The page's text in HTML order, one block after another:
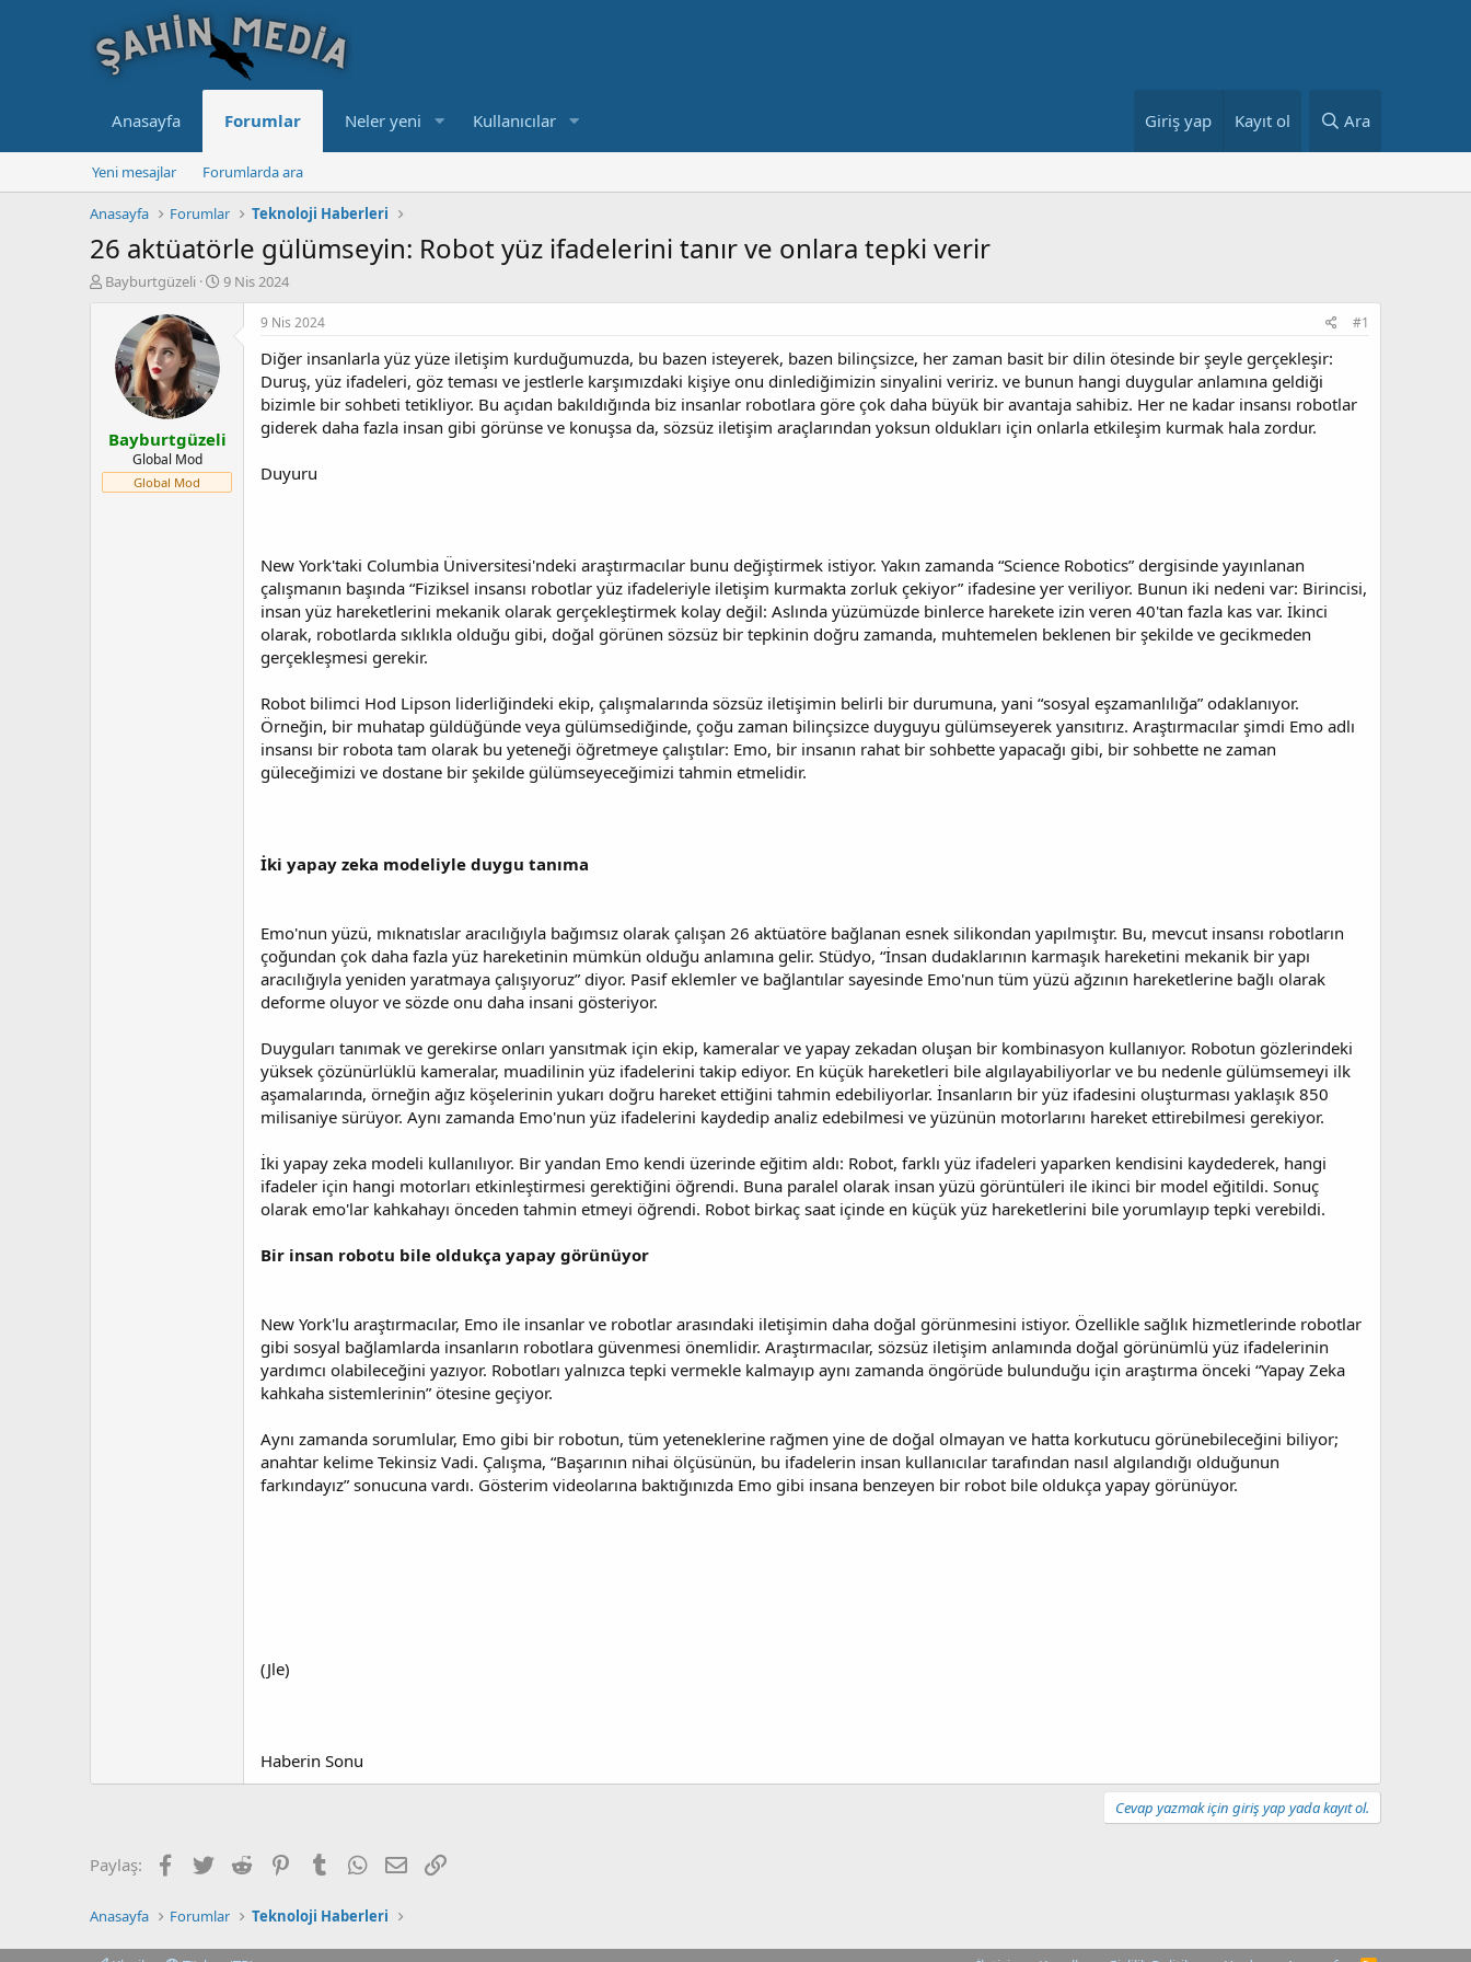
Anasayfa Forumlar Neler yeni Kullanıcılar Giriş yap Kayıt ol Ara
Yeni mesajlar Forumlarda ara
Anasayfa Forumlar Teknoloji Haberleri
26 aktüatörle gülümseyin: Robot yüz ifadelerini tanır ve onlara tepki verir
K
ş
a
t
Bayburtgüzeli
B
ç
a
r
9 Nis 2024
Bayburtgüzeli
Global Mod
Global Mod
9 Nis 2024 #1
Diğer insanlarla yüz yüze iletişim kurduğumuzda, bu bazen isteyerek, bazen bilinçsizce, her zaman basit bir dilin ötesinde bir şeyle gerçekleşir:
Duruş, yüz ifadeleri, göz teması ve jestlerle karşımızdaki kişiye onu dinlediğimizin sinyalini veririz. ve bunun hangi duygular anlamına geldiği
bizimle bir sohbeti tetikliyor. Bu açıdan bakıldığında biz insanlar robotlara göre çok daha büyük bir avantaja sahibiz. Her ne kadar insansı robotlar
giderek daha fazla insan gibi görünse ve konuşsa da, sözsüz iletişim araçlarından yoksun oldukları için onlarla etkileşim kurmak hala zordur.
Duyuru
New York'taki Columbia Üniversitesi'ndeki araştırmacılar bunu değiştirmek istiyor. Yakın zamanda “Science Robotics” dergisinde yayınlanan
çalışmanın başında “Fiziksel insansı robotlar yüz ifadeleriyle iletişim kurmakta zorluk çekiyor” ifadesine yer veriliyor. Bunun iki nedeni var: Birincisi,
insan yüz hareketlerini mekanik olarak gerçekleştirmek kolay değil: Aslında yüzümüzde binlerce harekete izin veren 40'tan fazla kas var. İkinci
olarak, robotlarda sıklıkla olduğu gibi, doğal görünen sözsüz bir tepkinin doğru zamanda, muhtemelen beklenen bir şekilde ve gecikmeden
gerçekleşmesi gerekir.
Robot bilimci Hod Lipson liderliğindeki ekip, çalışmalarında sözsüz iletişimin belirli bir durumuna, yani “sosyal eşzamanlılığa” odaklanıyor.
Örneğin, bir muhatap güldüğünde veya gülümsediğinde, çoğu zaman bilinçsizce duyguyu gülümseyerek yansıtırız. Araştırmacılar şimdi Emo adlı
insansı bir robota tam olarak bu yeteneği öğretmeye çalıştılar: Emo, bir insanın rahat bir sohbette yapacağı gibi, bir sohbette ne zaman
güleceğimizi ve dostane bir şekilde gülümseyeceğimizi tahmin etmelidir.
İki yapay zeka modeliyle duygu tanıma
Emo'nun yüzü, mıknatıslar aracılığıyla bağımsız olarak çalışan 26 aktüatöre bağlanan esnek silikondan yapılmıştır. Bu, mevcut insansı robotların
çoğundan çok daha fazla yüz hareketinin mümkün olduğu anlamına gelir. Stüdyo, “İnsan dudaklarının karmaşık hareketini mekanik bir yapı
aracılığıyla yeniden yaratmaya çalışıyoruz” diyor. Pasif eklemler ve bağlantılar sayesinde Emo'nun tüm yüzü ağzının hareketlerine bağlı olarak
deforme oluyor ve sözde onu daha insani gösteriyor.
Duyguları tanımak ve gerekirse onları yansıtmak için ekip, kameralar ve yapay zekadan oluşan bir kombinasyon kullanıyor. Robotun gözlerindeki
yüksek çözünürlüklü kameralar, muadilinin yüz ifadelerini takip ediyor. En küçük hareketleri bile algılayabiliyorlar ve bu nedenle gülümsemeyi ilk
aşamalarında, örneğin ağız köşelerinin yukarı doğru hareket ettiğini tahmin edebiliyorlar. İnsanların bir yüz ifadesini oluşturması yaklaşık 850
milisaniye sürüyor. Aynı zamanda Emo'nun yüz ifadelerini kaydedip analiz edebilmesi ve yüzünün motorlarını hareket ettirebilmesi gerekiyor.
İki yapay zeka modeli kullanılıyor. Bir yandan Emo kendi üzerinde eğitim aldı: Robot, farklı yüz ifadeleri yaparken kendisini kaydederek, hangi
ifadeler için hangi motorları etkinleştirmesi gerektiğini öğrendi. Buna paralel olarak insan yüzü görüntüleri ile ikinci bir model eğitildi. Sonuç
olarak emo'lar kahkahayı önceden tahmin etmeyi öğrendi. Robot birkaç saat içinde en küçük yüz hareketlerini bile yorumlayıp tepki verebildi.
Bir insan robotu bile oldukça yapay görünüyor
New York'lu araştırmacılar, Emo ile insanlar ve robotlar arasındaki iletişimin daha doğal görünmesini istiyor. Özellikle sağlık hizmetlerinde robotlar
gibi sosyal bağlamlarda insanların robotlara güvenmesi önemlidir. Araştırmacılar, sözsüz iletişim anlamında doğal görünümlü yüz ifadelerinin
yardımcı olabileceğini yazıyor. Robotları yalnızca tepki vermekle kalmayıp aynı zamanda öngörüde bulunduğu için araştırma önceki “Yapay Zeka
kahkaha sistemlerinin” ötesine geçiyor.
Aynı zamanda sorumlular, Emo gibi bir robotun, tüm yeteneklerine rağmen yine de doğal olmayan ve hatta korkutucu görünebileceğini biliyor;
anahtar kelime Tekinsiz Vadi. Çalışma, “Başarının nihai ölçüsünün, bu ifadelerin insan kullanıcılar tarafından nasıl algılandığı olduğunun
farkındayız” sonucuna vardı. Gösterim videolarına baktığınızda Emo gibi insana benzeyen bir robot bile oldukça yapay görünüyor.
(Jle)
Haberin Sonu
Cevap yazmak için giriş yap yada kayıt ol.
Paylaş: Facebook
TwitterReddit PinterestTumblrWhatsApp
E-postaLink
Anasayfa Forumlar Teknoloji Haberleri